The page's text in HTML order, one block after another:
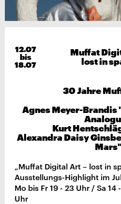
12.07
bis
18.07
Muffat
lost in
30 Jahre
Agnes Meyer-Brandis
Kurt
Alexandra Daisy
„Muffat Digital Art – lost in
Ausstellungs-Highlight im
Mo bis Fr 19 - 23 Uhr / Sa 14
Uhr